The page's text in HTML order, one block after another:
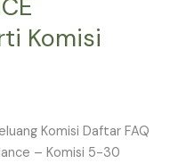
Komisi
Komisi Daftar FAQ
– Komisi 5-30